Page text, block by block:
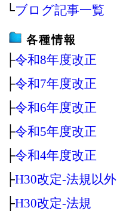
└ブログ記事一覧
各種情報
├令和8年度改正
├令和7年度改正
├令和6年度改正
├令和5年度改正
├令和4年度改正
├H30改定‐法規以外
├H30改定‐法規